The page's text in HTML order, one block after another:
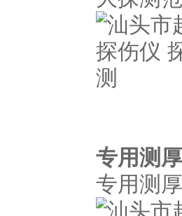
专用测
专用测